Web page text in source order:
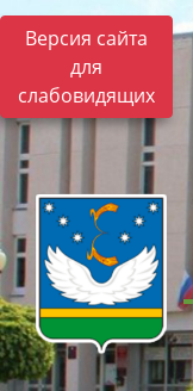
Версия сайта
для
слабовидящих